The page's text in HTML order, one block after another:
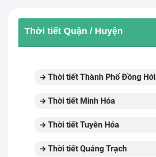
Thời tiết Quận / Huyện
Thời tiết Thành Phố Đồng Hới
Thời tiết Minh Hóa
Thời tiết Tuyên Hóa
Thời tiết Quảng Trạch